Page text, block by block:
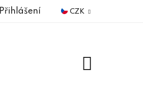
CZK
Přihlášení